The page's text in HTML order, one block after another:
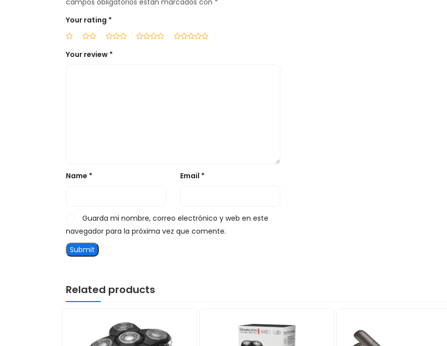
campos obligatorios están marcados con *
Your rating *
Your review *
Name * Email *
Guarda mi nombre, correo electrónico y web en este
navegador para la próxima vez que comente.
Related products